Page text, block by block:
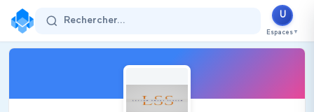
Rechercher...
U
Espaces ▼